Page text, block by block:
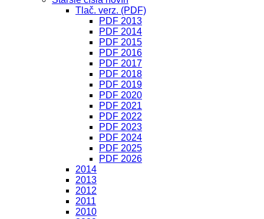
Tlač. verz. (PDF)
PDF 2013
PDF 2014
PDF 2015
PDF 2016
PDF 2017
PDF 2018
PDF 2019
PDF 2020
PDF 2021
PDF 2022
PDF 2023
PDF 2024
PDF 2025
PDF 2026
2014
2013
2012
2011
2010